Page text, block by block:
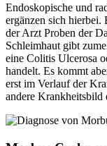
Endoskopische und
ergänzen sich hierbei.
der Arzt Proben der
Schleimhaut gibt
eine Colitis Ulcerosa
handelt. Es kommt
erst im Verlauf der
andere Krankheitsbild